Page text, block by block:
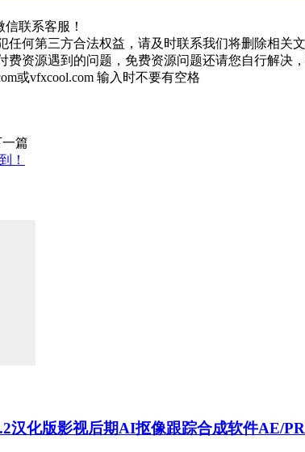
联系客服！
任何第三方合法权益，请及时联系我们将删除相关文
费资源遇到的问题，免费资源问题还请您自行解决，
或vfxcool.com 输入时不要有空格
篇
！
汉化版影视后期AI抠像跟踪合成软件AE/